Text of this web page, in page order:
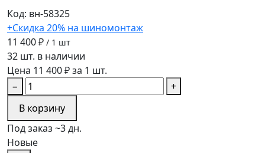
Код: вн-58325
+Скидка 20% на шиномонтаж
11 400 ₽ / 1 шт
32 шт. в наличии
Цена 11 400 ₽ за 1 шт.
−
+
В корзину
Под заказ ~3 дн.
Новые